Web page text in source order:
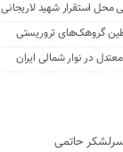
محل استقرار شهید لاریجانی
حاتمی